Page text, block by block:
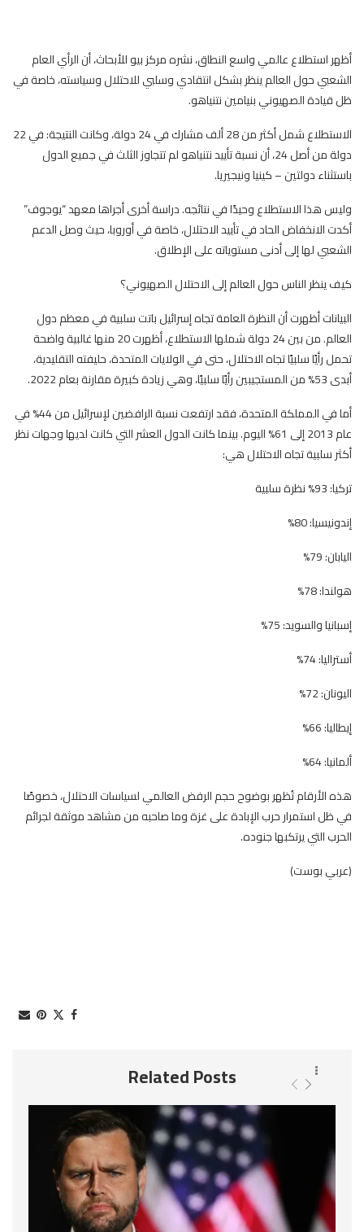
أظهر استطلاع عالمي واسع النطاق، نشره مركز بيو للأبحاث، أن الرأي العام
الشعبي حول العالم ينظر بشكل انتقادي وسلبي للاحتلال وسياسته، خاصة في
ظل قيادة الصهيوني بنيامين نتنياهو.
الاستطلاع شمل أكثر من 28 ألف مشارك في 24 دولة، وكانت النتيجة: في 22
دولة من أصل 24، أن نسبة تأييد نتنياهو لم تتجاوز الثلث في جميع الدول
باستثناء دولتين – كينيا ونيجيريا.
وليس هذا الاستطلاع وحيدًا في نتائجه. دراسة أخرى أجراها معهد “يوجوف”
أكدت الانخفاض الحاد في تأييد الاحتلال، خاصة في أوروبا، حيث وصل الدعم
الشعبي لها إلى أدنى مستوياته على الإطلاق.
كيف ينظر الناس حول العالم إلى الاحتلال الصهيوني؟
البيانات أظهرت أن النظرة العامة تجاه إسرائيل باتت سلبية في معظم دول
العالم. من بين 24 دولة شملها الاستطلاع، أظهرت 20 منها غالبية واضحة
تحمل رأيًا سلبيًا تجاه الاحتلال، حتى في الولايات المتحدة، حليفته التقليدية،
أبدى 53% من المستجيبين رأيًا سلبيًا، وهي زيادة كبيرة مقارنة بعام 2022.
أما في المملكة المتحدة، فقد ارتفعت نسبة الرافضين لإسرائيل من 44% في
عام 2013 إلى 61% اليوم. بينما كانت الدول العشر التي كانت لديها وجهات نظر
أكثر سلبية تجاه الاحتلال هي:
تركيا: 93% نظرة سلبية
إندونيسيا: 80%
اليابان: 79%
هولندا: 78%
إسبانيا والسويد: 75%
أستراليا: 74%
اليونان: 72%
إيطاليا: 66%
ألمانيا: 64%
هذه الأرقام تُظهر بوضوح حجم الرفض العالمي لسياسات الاحتلال، خصوصًا
في ظل استمرار حرب الإبادة على غزة وما صاحبه من مشاهد موثقة لجرائم
الحرب التي يرتكبها جنوده.
(عربي بوست)
Related Posts